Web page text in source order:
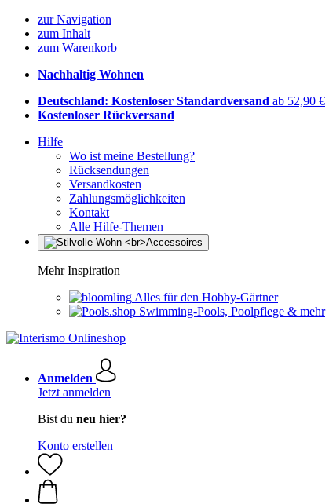
zur Navigation
zum Inhalt
zum Warenkorb
Nachhaltig Wohnen
Deutschland: Kostenloser Standardversand ab 52,90 €
Kostenloser Rückversand
Hilfe
Wo ist meine Bestellung?
Rücksendungen
Versandkosten
Zahlungsmöglichkeiten
Kontakt
Alle Hilfe-Themen
Mehr Inspiration
Alles für den Hobby-Gärtner
Swimming-Pools, Poolpflege & mehr
Anmelden
Jetzt anmelden
Bist du neu hier?
Konto erstellen